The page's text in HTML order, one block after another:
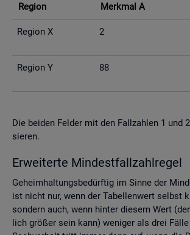
Re­gi­on Merk­mal A
Re­gi­on X 2
Re­gi­on Y 88
Die bei­den Fel­der mit den Fall­zah­len 1 und
sie­ren.
Er­wei­ter­te Min­dest­fall­zahl­re­gel
Ge­heim­hal­tungs­be­dürf­tig im Sinne der
ist nicht nur, wenn der Ta­bel­len­wert selbst
son­dern auch, wenn hin­ter die­sem Wert
lich grö­ßer sein kann) we­ni­ger als drei